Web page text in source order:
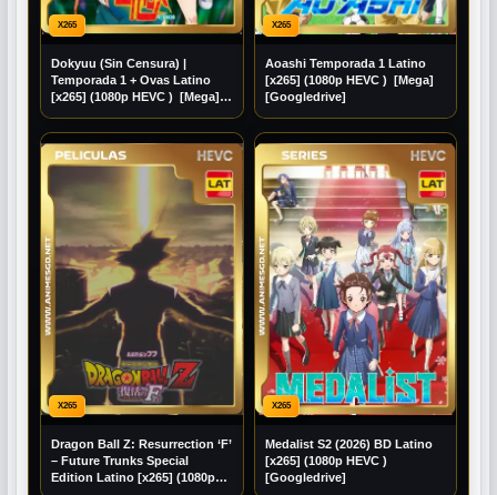
X265
Dokyuu (Sin Censura) |
Temporada 1 + Ovas Latino
[x265] (1080p HEVC ) [Mega]
X265
Aoashi Temporada 1 Latino
[x265] (1080p HEVC ) [Mega]
[Googledrive]
X265
Dragon Ball Z: Resurrection ‘F’
– Future Trunks Special
Edition Latino [x265] (1080p
X265
Medalist S2 (2026) BD Latino
[x265] (1080p HEVC )
[Googledrive]